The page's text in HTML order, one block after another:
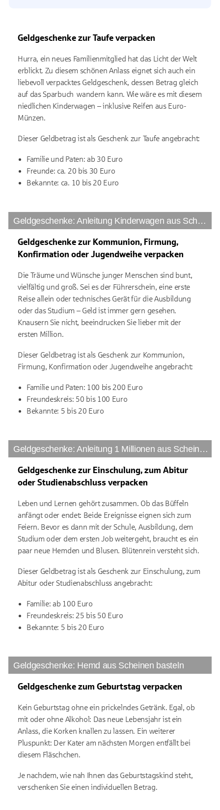
Geldgeschenke zur Taufe verpacken
Hurra, ein neues Familienmitglied hat das Licht der Welt
erblickt. Zu diesem schönen Anlass eignet sich auch ein
liebevoll verpacktes Geldgeschenk, dessen Betrag gleich
auf das Sparbuch wandern kann. Wie wäre es mit diesem
niedlichen Kinderwagen – inklusive Reifen aus Euro-
Münzen.
Dieser Geldbetrag ist als Geschenk zur Taufe angebracht:
Familie und Paten: ab 30 Euro
Freunde: ca. 20 bis 30 Euro
Bekannte: ca. 10 bis 20 Euro
Geldgeschenke: Anleitung Kinderwagen aus Scheinen basteln
Geldgeschenke zur Kommunion, Firmung,
Konfirmation oder Jugendweihe verpacken
Die Träume und Wünsche junger Menschen sind bunt,
vielfältig und groß. Sei es der Führerschein, eine erste
Reise allein oder technisches Gerät für die Ausbildung
oder das Studium – Geld ist immer gern gesehen.
Knausern Sie nicht, beeindrucken Sie lieber mit der
ersten Million.
Dieser Geldbetrag ist als Geschenk zur Kommunion,
Firmung, Konfirmation oder Jugendweihe angebracht:
Familie und Paten: 100 bis 200 Euro
Freundeskreis: 50 bis 100 Euro
Bekannte: 5 bis 20 Euro
Geldgeschenke: Anleitung 1 Millionen aus Scheinen basteln
Geldgeschenke zur Einschulung, zum Abitur
oder Studienabschluss verpacken
Leben und Lernen gehört zusammen. Ob das Büffeln
anfängt oder endet: Beide Ereignisse eignen sich zum
Feiern. Bevor es dann mit der Schule, Ausbildung, dem
Studium oder dem ersten Job weitergeht, braucht es ein
paar neue Hemden und Blusen. Blütenrein versteht sich.
Dieser Geldbetrag ist als Geschenk zur Einschulung, zum
Abitur oder Studienabschluss angebracht:
Familie: ab 100 Euro
Freundeskreis: 25 bis 50 Euro
Bekannte: 5 bis 20 Euro
Geldgeschenke: Hemd aus Scheinen basteln
Geldgeschenke zum Geburtstag verpacken
Kein Geburtstag ohne ein prickelndes Getränk. Egal, ob
mit oder ohne Alkohol: Das neue Lebensjahr ist ein
Anlass, die Korken knallen zu lassen. Ein weiterer
Pluspunkt: Der Kater am nächsten Morgen entfällt bei
diesem Fläschchen.
Je nachdem, wie nah Ihnen das Geburtstagskind steht,
verschenken Sie einen individuellen Betrag.